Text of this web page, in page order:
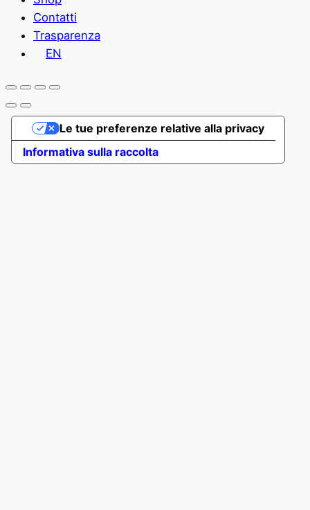
Contatti
Trasparenza
EN
Informativa sulla raccolta
Le tue preferenze relative alla privacy